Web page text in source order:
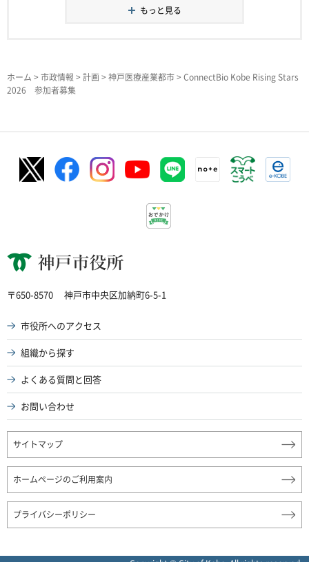
もっと見る
ホーム > 市政情報 > 計画> 神戸医療産業都市> ConnectBio Kobe Rising Stars
2026 参加者募集
神戸市役所
〒650-8570 神戸市中央区加納町6-5-1
市役所へのアクセス
組織から探す
よくある質問と回答
お問い合わせ
サイトマップ
ホームページのご利用案内
プライバシーポリシー